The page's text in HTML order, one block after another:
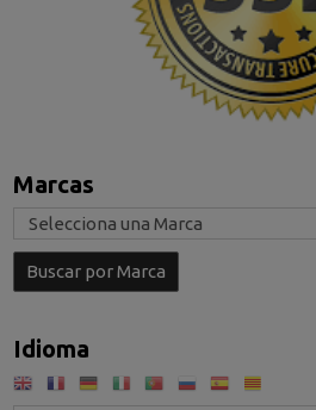
Marcas
Idioma